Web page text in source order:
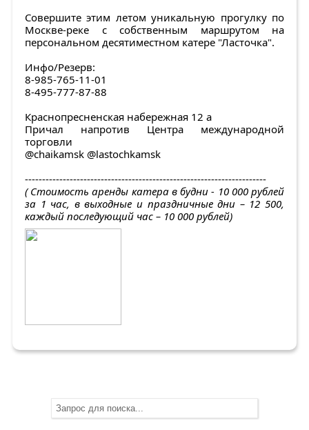
Совершите этим летом уникальную прогулку по
Москве-реке с собственным маршрутом на
персональном десятиместном катере "Ласточка".
Инфо/Резерв:
8-985-765-11-01
8-495-777-87-88
Краснопресненская набережная 12 а
Причал напротив Центра международной
торговли
@chaikamsk @lastochkamsk
----------------------------------------------------------------------
(Стоимость аренды катера в будни - 10 000 рублей
за 1 час, в выходные и праздничные дни – 12 500,
каждый последующий час – 10 000 рублей)